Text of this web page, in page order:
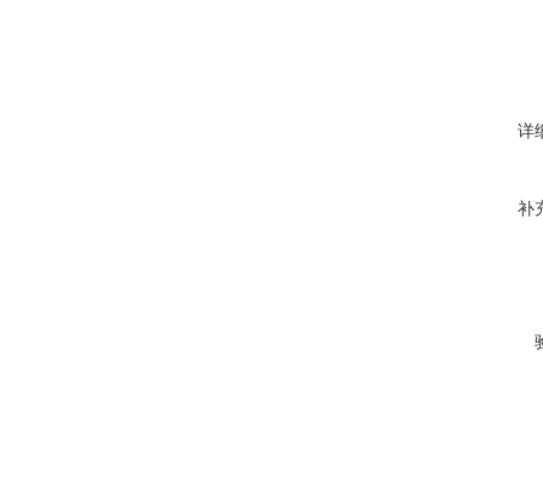
详
补